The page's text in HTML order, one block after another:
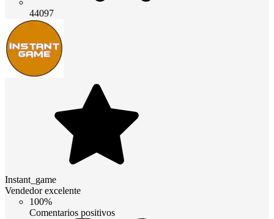
44097
Instant_game
Vendedor excelente
100%
Comentarios positivos